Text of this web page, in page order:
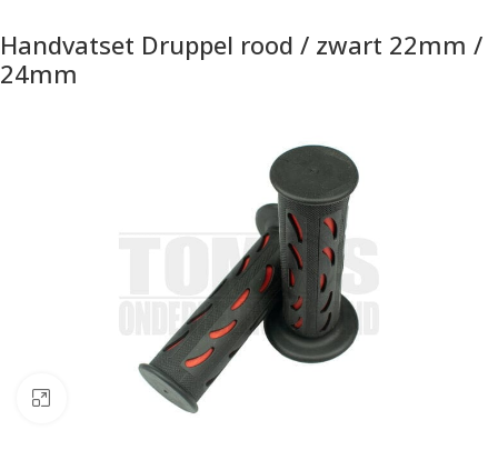
Handvatset Druppel rood / zwart 22mm /
24mm
Klik om te vergroten